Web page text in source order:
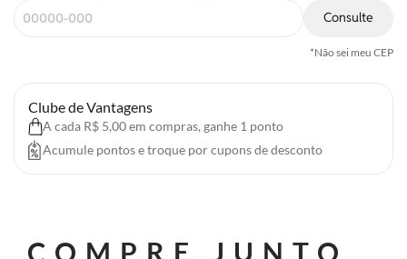
Consulte
*Não sei meu CEP
Clube de Vantagens
A cada R$ 5,00 em compras, ganhe 1 ponto
Acumule pontos e troque por cupons de desconto
COMPRE JUNTO